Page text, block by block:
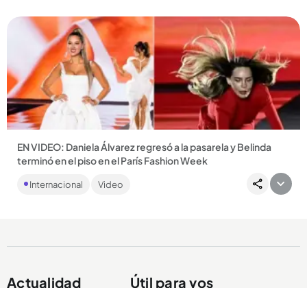
Compartir Noticia
EN VIDEO: Daniela Álvarez regresó a la pasarela y Belinda
terminó en el piso en el París Fashion Week
memorable para la exseñorita Colombia, quien con su
Internacional Video
Actualidad Útil para vos